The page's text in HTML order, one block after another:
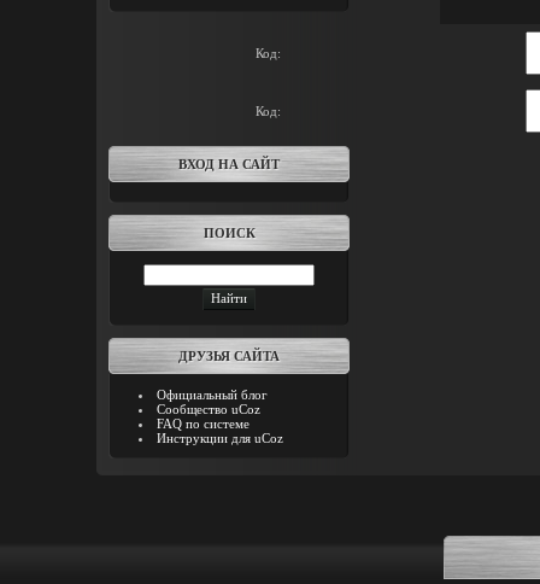
Код:
Код:
ВХОД НА САЙТ
ПОИСК
ДРУЗЬЯ САЙТА
Официальный блог
Сообщество uCoz
FAQ по системе
Инструкции для uCoz